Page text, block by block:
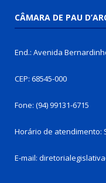
CÂMARA DE PAU
End.: Avenida
CEP: 68545-000
Fone: (94) 99131-6715
Horário de atendimento:
E-mail: